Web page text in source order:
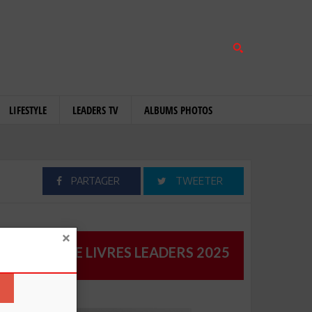
LIFESTYLE LEADERS TV ALBUMS PHOTOS
PARTAGER TWEETER
CATALOGUE LIVRES LEADERS 2025